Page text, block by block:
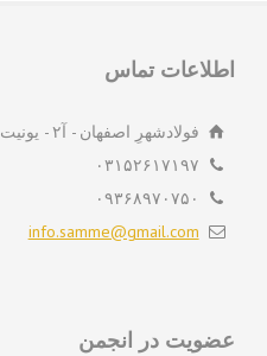
تماس
فولادشهرِ اصفهان - آ۲ - یونیت ۳۱- بلوک ب۲ - شماره ۴۵
۰۳۱۵۲۶۱۷۱۹۷
۰۹۳۶۸۹۷۰۷۵۰
info.samme@gmail.com
در انجمن